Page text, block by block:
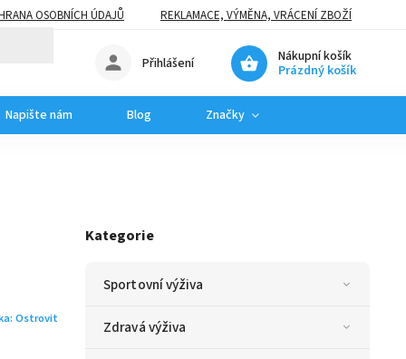
OSOBNÍCH ÚDAJŮ REKLAMACE, VÝMĚNA, VRÁCENÍ ZBOŽÍ
Nákupní košík
Prázdný košík
Přihlášení
Napište nám Blog Značky
Kategorie
Sportovní výživa
Zdravá výživa
Ostrovit